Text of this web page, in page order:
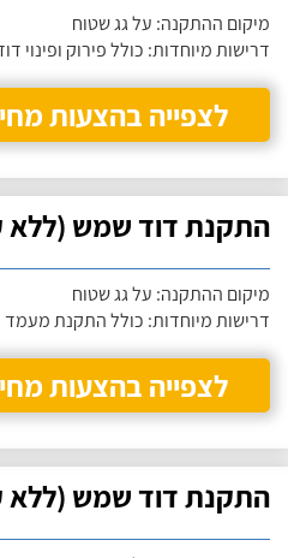
מיקום ההתקנה: על גג שטוח
דרישות מיוחדות: כולל פירוק ופינוי
לצפייה בהצעות
התקנת דוד שמש (ללא
מיקום ההתקנה: על גג שטוח
דרישות מיוחדות: כולל התקנת מעמד
לצפייה בהצעות
התקנת דוד שמש (ללא